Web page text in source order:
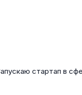
стартап в